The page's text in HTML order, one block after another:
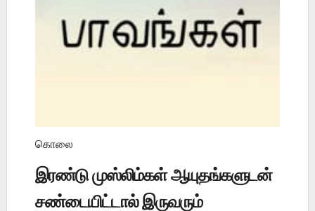
கொலை
இரண்டு முஸ்லிம்கள் ஆயுதங்களுடன்
சண்டையிட்டால் இருவரும்